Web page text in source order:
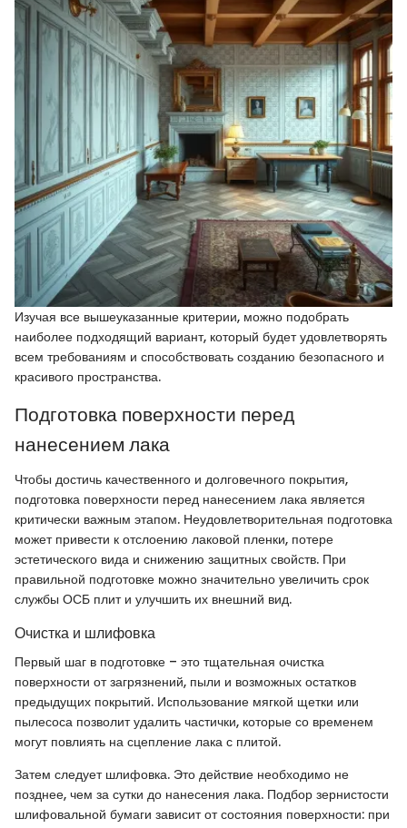
Изучая все вышеуказанные критерии, можно подобрать
наиболее подходящий вариант, который будет удовлетворять
всем требованиям и способствовать созданию безопасного и
красивого пространства.
Подготовка поверхности перед
нанесением лака
Чтобы достичь качественного и долговечного покрытия,
подготовка поверхности перед нанесением лака является
критически важным этапом. Неудовлетворительная подготовка
может привести к отслоению лаковой пленки, потере
эстетического вида и снижению защитных свойств. При
правильной подготовке можно значительно увеличить срок
службы ОСБ плит и улучшить их внешний вид.
Очистка и шлифовка
Первый шаг в подготовке – это тщательная очистка
поверхности от загрязнений, пыли и возможных остатков
предыдущих покрытий. Использование мягкой щетки или
пылесоса позволит удалить частички, которые со временем
могут повлиять на сцепление лака с плитой.
Затем следует шлифовка. Это действие необходимо не
позднее, чем за сутки до нанесения лака. Подбор зернистости
шлифовальной бумаги зависит от состояния поверхности: при